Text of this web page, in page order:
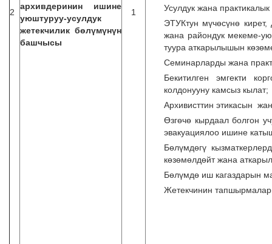
2
архивдеринин ишине
уюштуруу-усулдук
жетекчилик бөлүмүнүн
башчысы
1
Усулдук жана
ЭТУКтун мүчөсүнө
жана райондук мекеме-
туура аткарылышын
Семинарларды жана
Бекитилген эмгекти
колдонууну камсыз кылат;
Архивисттин этикасын
Өзгөчө кырдаал болгон
эвакуациялоо ишине
Бөлүмдөгү
көзөмөлдөйт жана
Бөлүмдө иш кагаздарын
Жетекчинин